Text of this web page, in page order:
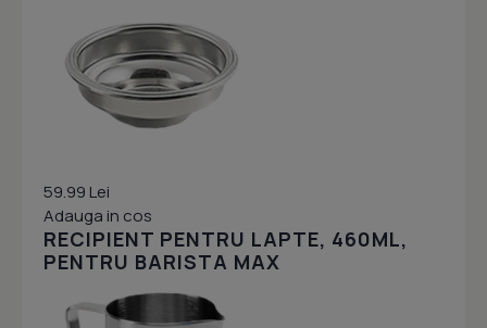
59.99 Lei
Adauga in cos
RECIPIENT PENTRU LAPTE, 460ML,
PENTRU BARISTA MAX